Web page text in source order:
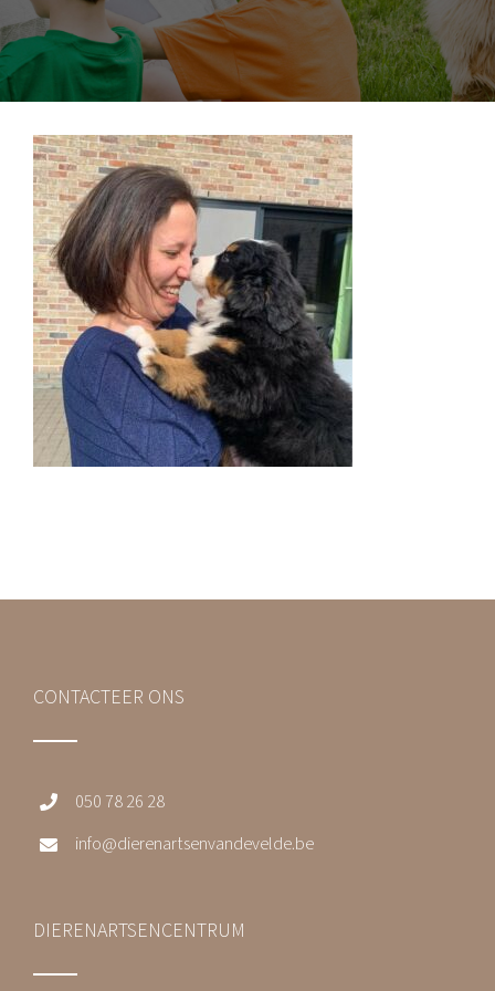
CONTACTEER ONS
050 78 26 28
info@dierenartsenvandevelde.be
DIERENARTSENCENTRUM